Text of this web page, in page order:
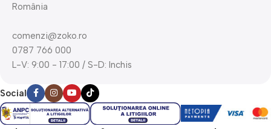
România
comenzi@zoko.ro
0787 766 000
L-V: 9:00 - 17:00 / S-D: Inchis
Social